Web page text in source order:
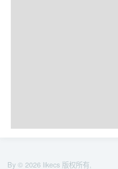
By © 2026 likecs 版权所有,